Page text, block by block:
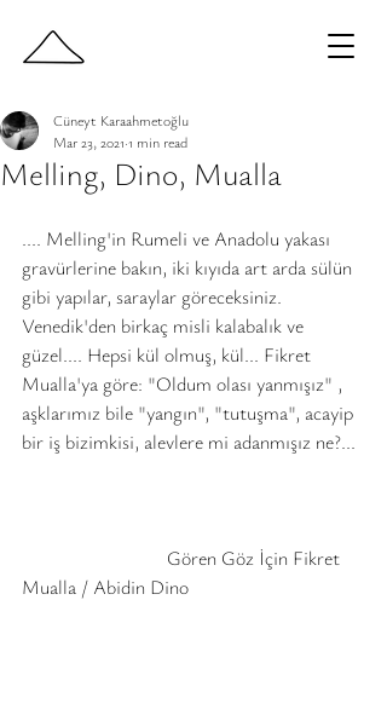
Melling, Dino, Mualla
Cüneyt Karaahmetoğlu
Mar 23, 2021 1 min read
.... Melling'in Rumeli ve Anadolu yakası
gravürlerine bakın, iki kıyıda art arda sülün
gibi yapılar, saraylar göreceksiniz.
Venedik'den birkaç misli kalabalık ve
güzel.... Hepsi kül olmuş, kül... Fikret
Mualla'ya göre: "Oldum olası yanmışız" ,
aşklarımız bile "yangın", "tutuşma", acayip
bir iş bizimkisi, alevlere mi adanmışız ne?...
Mualla / Abidin Dino